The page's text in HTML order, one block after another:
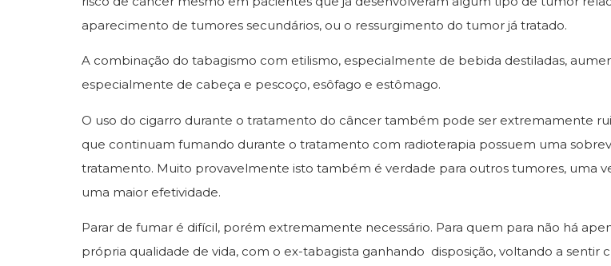
aparecimento de tumores secundários, ou o ressurgimento do tumor já tratado.
A combinação do tabagismo com etilismo, especialmente de bebida destiladas,
especialmente de cabeça e pescoço, esôfago e estômago.
O uso do cigarro durante o tratamento do câncer também pode ser extremamente
que continuam fumando durante o tratamento com radioterapia possuem uma
tratamento. Muito provavelmente isto também é verdade para outros tumores, uma
uma maior efetividade.
Parar de fumar é difícil, porém extremamente necessário. Para quem para não há
própria qualidade de vida, com o ex-tabagista ganhando disposição, voltando a sentir